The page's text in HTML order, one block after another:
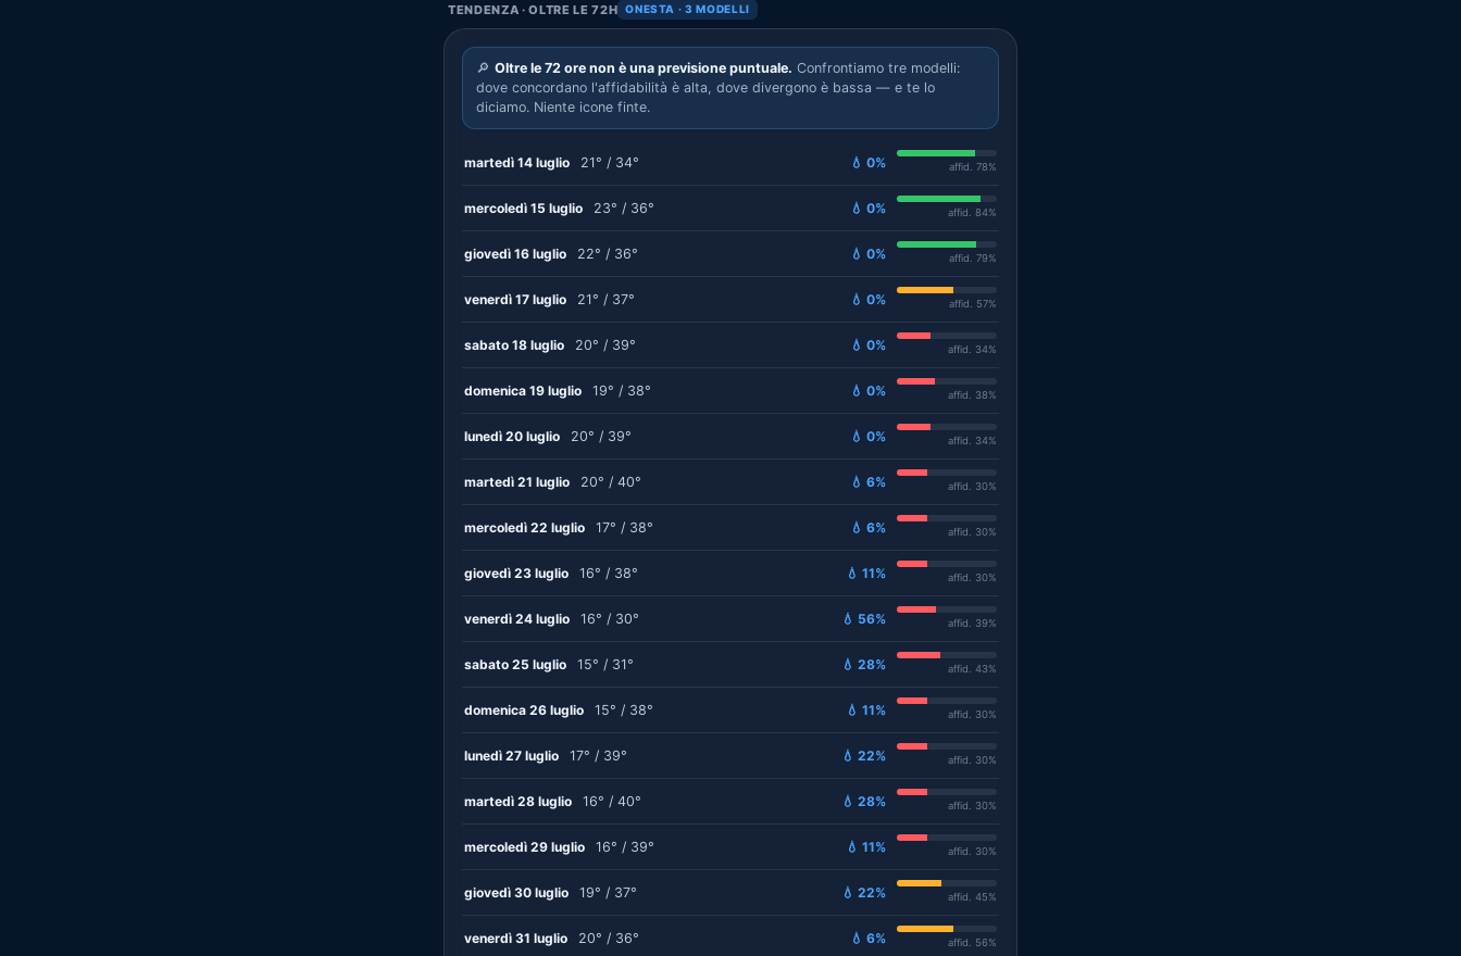
TENDENZA · OLTRE LE 72H ONESTA · 3 MODELLI
🔎 Oltre le 72 ore non è una previsione puntuale. Confrontiamo tre modelli:
dove concordano l'affidabilità è alta, dove divergono è bassa — e te lo
diciamo. Niente icone finte.
martedì 14 luglio 21° / 34° 💧 0% affid. 78%
mercoledì 15 luglio 23° / 36° 💧 0% affid. 84%
giovedì 16 luglio 22° / 36° 💧 0% affid. 79%
venerdì 17 luglio 21° / 37° 💧 0% affid. 57%
sabato 18 luglio 20° / 39° 💧 0% affid. 34%
domenica 19 luglio 19° / 38° 💧 0% affid. 38%
lunedì 20 luglio 20° / 39° 💧 0% affid. 34%
martedì 21 luglio 20° / 40° 💧 6% affid. 30%
mercoledì 22 luglio 17° / 38° 💧 6% affid. 30%
giovedì 23 luglio 16° / 38° 💧 11% affid. 30%
venerdì 24 luglio 16° / 30° 💧 56% affid. 39%
sabato 25 luglio 15° / 31° 💧 28% affid. 43%
domenica 26 luglio 15° / 38° 💧 11% affid. 30%
lunedì 27 luglio 17° / 39° 💧 22% affid. 30%
martedì 28 luglio 16° / 40° 💧 28% affid. 30%
mercoledì 29 luglio 16° / 39° 💧 11% affid. 30%
giovedì 30 luglio 19° / 37° 💧 22% affid. 45%
venerdì 31 luglio 20° / 36° 💧 6% affid. 56%